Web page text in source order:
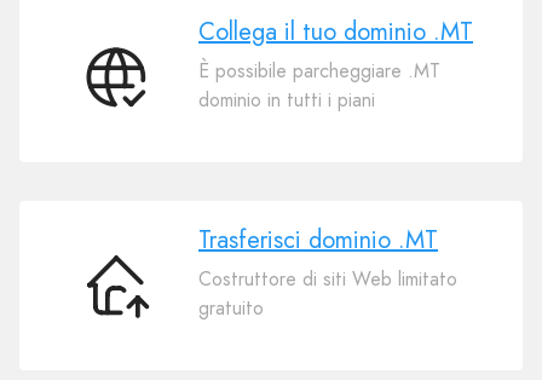
Collega
Collega il tuo dominio .MT
È possibile parcheggiare .MT
dominio in tutti i piani
Trasferisci
dominio
Trasferisci dominio .MT
Costruttore di siti Web limitato
gratuito